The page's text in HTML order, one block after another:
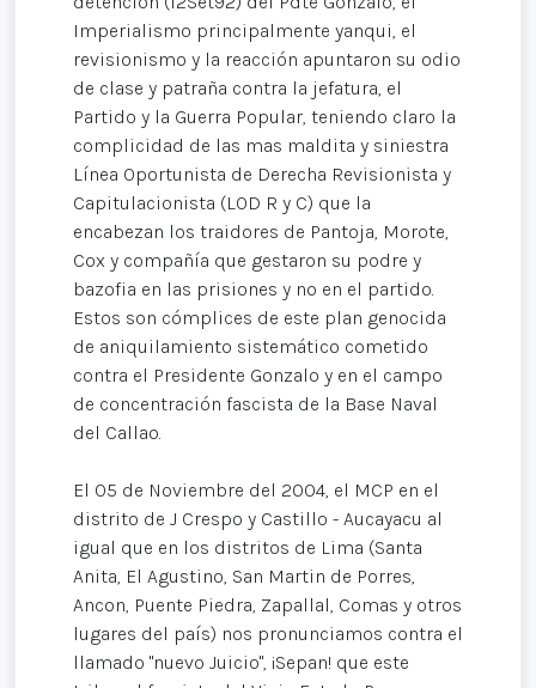
Imperialismo principalmente yanqui, el
revisionismo y la reacción apuntaron su odio
de clase y patraña contra la jefatura, el
Partido y la Guerra Popular, teniendo claro la
complicidad de las mas maldita y siniestra
Línea Oportunista de Derecha Revisionista y
Capitulacionista (LOD R y C) que la
encabezan los traidores de Pantoja, Morote,
Cox y compañía que gestaron su podre y
bazofia en las prisiones y no en el partido.
Estos son cómplices de este plan genocida
de aniquilamiento sistemático cometido
contra el Presidente Gonzalo y en el campo
de concentración fascista de la Base Naval
del Callao.
El 05 de Noviembre del 2004, el MCP en el
distrito de J Crespo y Castillo - Aucayacu al
igual que en los distritos de Lima (Santa
Anita, El Agustino, San Martin de Porres,
Ancon, Puente Piedra, Zapallal, Comas y otros
lugares del país) nos pronunciamos contra el
llamado "nuevo Juicio", ¡Sepan! que este